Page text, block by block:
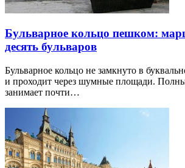
Бульварное кольцо пешком:
десять бульваров
Бульварное кольцо не замкнуто в
и проходит через шумные площади.
занимает почти…